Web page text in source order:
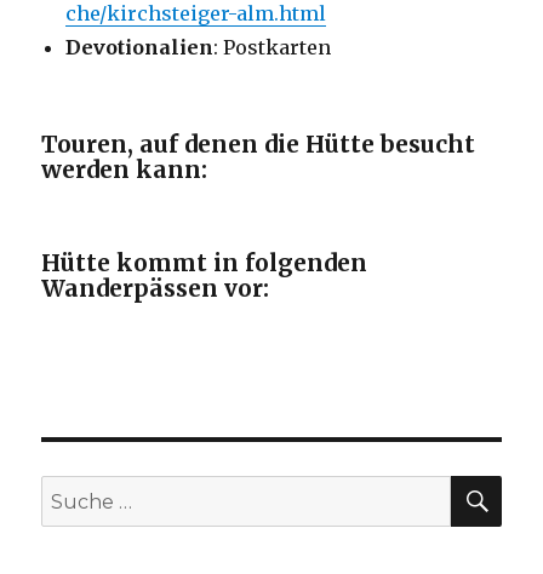
che/kirchsteiger-alm.html
Devotionalien: Postkarten
Touren, auf denen die Hütte besucht
werden kann:
Hütte kommt in folgenden
Wanderpässen vor:
Suche
nach: